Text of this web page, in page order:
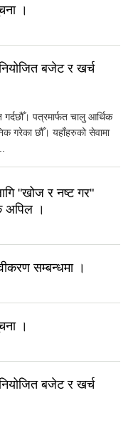
।
बजेट र खर्च
गर्दछौँ। पत्रमार्फत चालु आर्थिक
गरेका छौँ। यहाँहरुको सेवामा
"खोज र नष्ट गर"
अपिल ।
सम्बन्धमा ।
।
बजेट र खर्च